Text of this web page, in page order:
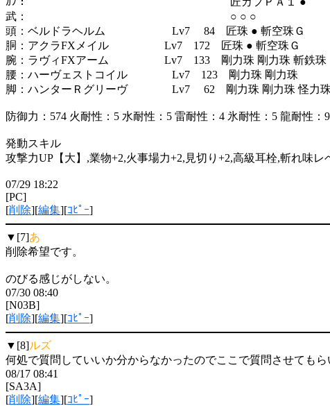
武： ○ ○ ○
頭：ベルドラヘルム Lv7 84 匠珠 ● 斬空珠Ｇ
胴：アクラFXメイル Lv7 172 匠珠 ● 斬空珠Ｇ
腕：ラヴィFXアーム Lv7 133 剛力珠 剛力珠 斬鉄珠
腰：ハーヴェストコイル Lv7 123 剛力珠 剛力珠
脚：ハンターＲグリーヴ Lv7 62 剛力珠 剛力珠 怪力珠
防御力：574 火耐性：5 水耐性：5 雷耐性：4 氷耐性：5 龍耐性：9
発動スキル
攻撃力UP【大】,業物+2,火事場力+2,見切り+2,高級耳栓,斬れ味レ
07/29 18:22
[PC]
[削除][編集][ｺﾋﾟｰ]
▼[7]あ
削除希望です。
のびる感じがしない。
07/30 08:40
[N03B]
[削除][編集][ｺﾋﾟｰ]
▼[8]ルズ
何処で質問していいか分からなかったのでここで質問させても
08/17 08:41
[SA3A]
[削除][編集][ｺﾋﾟｰ]